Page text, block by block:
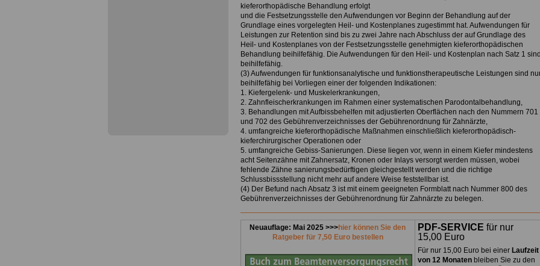
kieferorthopädische Behandlung erfolgt
und die Festsetzungsstelle den Aufwendungen vor Beginn der Behandlung auf der
Grundlage eines vorgelegten Heil- und Kostenplanes zugestimmt hat. Aufwendungen für
Leistungen zur Retention sind bis zu zwei Jahre nach Abschluss der auf Grundlage des
Heil- und Kostenplanes von der Festsetzungsstelle genehmigten kieferorthopädischen
Behandlung beihilfefähig. Die Aufwendungen für den Heil- und Kostenplan nach Satz 1
beihilfefähig.
(3) Aufwendungen für funktionsanalytische und funktionstherapeutische Leistungen sind
beihilfefähig bei Vorliegen einer der folgenden Indikationen:
1. Kiefergelenk- und Muskelerkrankungen,
2. Zahnfleischerkrankungen im Rahmen einer systematischen Parodontalbehandlung,
3. Behandlungen mit Aufbissbehelfen mit adjustierten Oberflächen nach den Nummern 701
und 702 des Gebührenverzeichnisses der Gebührenordnung für Zahnärzte,
4. umfangreiche kieferorthopädische Maßnahmen einschließlich kieferorthopädisch-
kieferchirurgischer Operationen oder
5. umfangreiche Gebiss-Sanierungen. Diese liegen vor, wenn in einem Kiefer mindestens
acht Seitenzähne mit Zahnersatz, Kronen oder Inlays versorgt werden müssen, wobei
fehlende Zähne sanierungsbedürftigen gleichgestellt werden und die richtige
Schlussbissstellung nicht mehr auf andere Weise feststellbar ist.
(4) Der Befund nach Absatz 3 ist mit einem geeigneten Formblatt nach Nummer 800 des
Gebührenverzeichnisses der Gebührenordnung für Zahnärzte zu belegen.
Neuauflage: Mai 2025 >>>hier können Sie den
Ratgeber für 7,50 Euro bestellen
PDF-SERVICE für nur
15,00 Euro
Für nur 15,00 Euro bei einer Laufzeit
von 12 Monatenbleiben Sie zu den